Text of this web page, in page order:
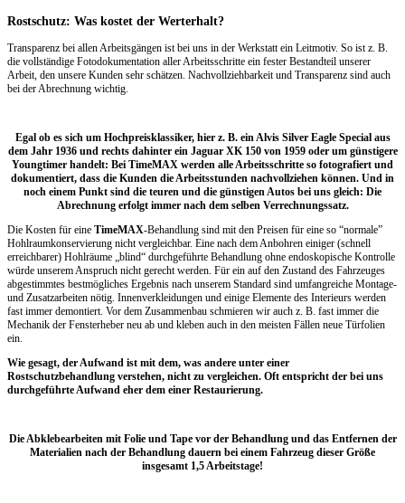
Rostschutz: Was kostet der Werterhalt?
Transparenz bei allen Arbeitsgängen ist bei uns in der Werkstatt ein Leitmotiv. So ist z. B.
die vollständige Fotodokumentation aller Arbeitsschritte ein fester Bestandteil unserer
Arbeit, den unsere Kunden sehr schätzen. Nachvollziehbarkeit und Transparenz sind auch
bei der Abrechnung wichtig.
Egal ob es sich um Hochpreisklassiker, hier z. B. ein Alvis Silver Eagle Special aus
dem Jahr 1936 und rechts dahinter ein Jaguar XK 150 von 1959 oder um günstigere
Youngtimer handelt: Bei TimeMAX werden alle Arbeitsschritte so fotografiert und
dokumentiert, dass die Kunden die Arbeitsstunden nachvollziehen können. Und in
noch einem Punkt sind die teuren und die günstigen Autos bei uns gleich: Die
Abrechnung erfolgt immer nach dem selben Verrechnungssatz.
Die Kosten für eine TimeMAX-Behandlung sind mit den Preisen für eine so “normale”
Hohlraumkonservierung nicht vergleichbar. Eine nach dem Anbohren einiger (schnell
erreichbarer) Hohlräume „blind“ durchgeführte Behandlung ohne endoskopische Kontrolle
würde unserem Anspruch nicht gerecht werden. Für ein auf den Zustand des Fahrzeuges
abgestimmtes bestmögliches Ergebnis nach unserem Standard sind umfangreiche Montage-
und Zusatzarbeiten nötig. Innenverkleidungen und einige Elemente des Interieurs werden
fast immer demontiert. Vor dem Zusammenbau schmieren wir auch z. B. fast immer die
Mechanik der Fensterheber neu ab und kleben auch in den meisten Fällen neue Türfolien
ein.
Wie gesagt, der Aufwand ist mit dem, was andere unter einer
Rostschutzbehandlung verstehen, nicht zu vergleichen. Oft entspricht der bei uns
durchgeführte Aufwand eher dem einer Restaurierung.
Die Abklebearbeiten mit Folie und Tape vor der Behandlung und das Entfernen der
Materialien nach der Behandlung dauern bei einem Fahrzeug dieser Größe
insgesamt 1,5 Arbeitstage!